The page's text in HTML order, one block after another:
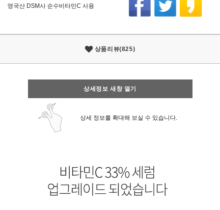
영국산 DSM사 순수비타민C 사용
상품리뷰(825)
상세정보 새창 열기
상세 정보를 확대해 보실 수 있습니다.